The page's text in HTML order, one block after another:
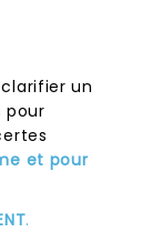
un
pour
et pour
.